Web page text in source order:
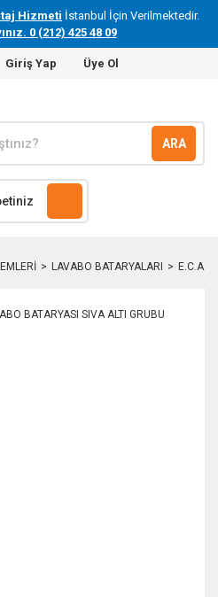
Hizmeti İstanbul İçin Verilmektedir.
0 (212) 425 48 09
Giriş Yap Üye Ol
ARA
LAVABO BATARYALARI E.C.A. |